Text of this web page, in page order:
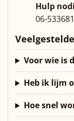
Hulp
06-
Voor wie is
Heb ik lijm
Hoe snel